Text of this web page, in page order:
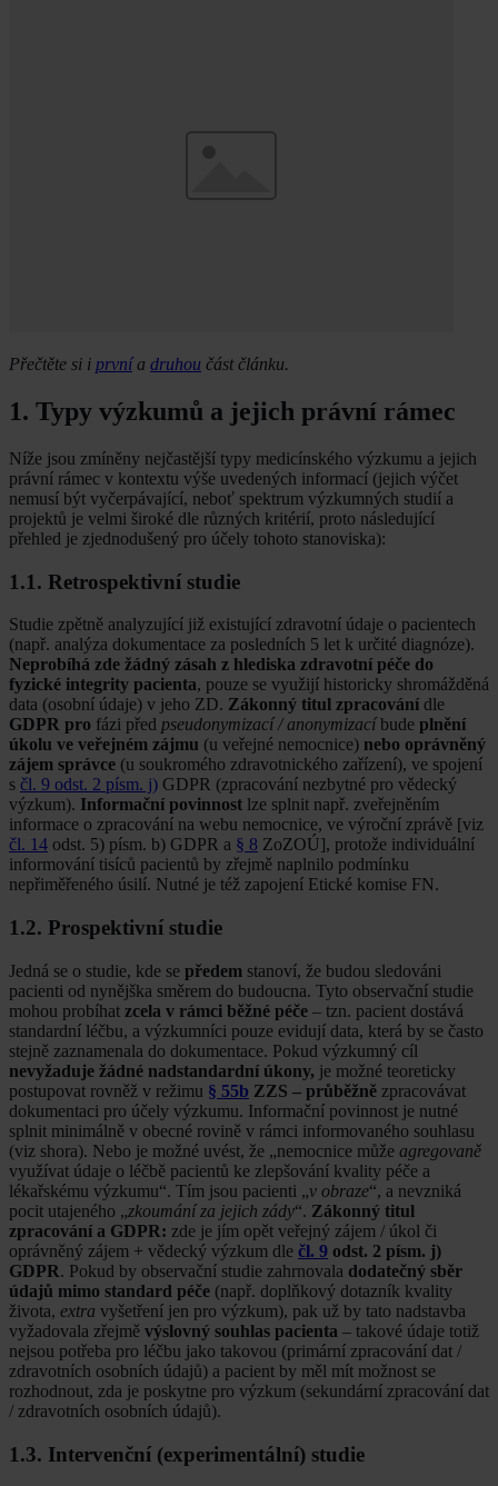
Přečtěte si i první a druhou část článku.
1. Typy výzkumů a jejich právní rámec
Níže jsou zmíněny nejčastější typy medicínského výzkumu a jejich
právní rámec v kontextu výše uvedených informací (jejich výčet
nemusí být vyčerpávající, neboť spektrum výzkumných studií a
projektů je velmi široké dle různých kritérií, proto následující
přehled je zjednodušený pro účely tohoto stanoviska):
1.1. Retrospektivní studie
Studie zpětně analyzující již existující zdravotní údaje o pacientech
(např. analýza dokumentace za posledních 5 let k určité diagnóze).
Neprobíhá zde žádný zásah z hlediska zdravotní péče do
fyzické integrity pacienta, pouze se využijí historicky shromážděná
data (osobní údaje) v jeho ZD. Zákonný titul zpracování dle
GDPR pro fázi před pseudonymizací / anonymizací bude plnění
úkolu ve veřejném zájmu (u veřejné nemocnice) nebo oprávněný
zájem správce (u soukromého zdravotnického zařízení), ve spojení
s čl. 9 odst. 2 písm. j) GDPR (zpracování nezbytné pro vědecký
výzkum). Informační povinnost lze splnit např. zveřejněním
informace o zpracování na webu nemocnice, ve výroční zprávě [viz
čl. 14 odst. 5) písm. b) GDPR a § 8 ZoZOÚ], protože individuální
informování tisíců pacientů by zřejmě naplnilo podmínku
nepřiměřeného úsilí. Nutné je též zapojení Etické komise FN.
1.2. Prospektivní studie
Jedná se o studie, kde se předem stanoví, že budou sledováni
pacienti od nynějška směrem do budoucna. Tyto observační studie
mohou probíhat zcela v rámci běžné péče – tzn. pacient dostává
standardní léčbu, a výzkumníci pouze evidují data, která by se často
stejně zaznamenala do dokumentace. Pokud výzkumný cíl
nevyžaduje žádné nadstandardní úkony, je možné teoreticky
postupovat rovněž v režimu § 55b ZZS – průběžně zpracovávat
dokumentaci pro účely výzkumu. Informační povinnost je nutné
splnit minimálně v obecné rovině v rámci informovaného souhlasu
(viz shora). Nebo je možné uvést, že „nemocnice může agregovaně
využívat údaje o léčbě pacientů ke zlepšování kvality péče a
lékařskému výzkumu“. Tím jsou pacienti „v obraze“, a nevzniká
pocit utajeného „zkoumání za jejich zády“. Zákonný titul
zpracování a GDPR: zde je jím opět veřejný zájem / úkol či
oprávněný zájem + vědecký výzkum dle čl. 9 odst. 2 písm. j)
GDPR. Pokud by observační studie zahrnovala dodatečný sběr
údajů mimo standard péče (např. doplňkový dotazník kvality
života, extra vyšetření jen pro výzkum), pak už by tato nadstavba
vyžadovala zřejmě výslovný souhlas pacienta – takové údaje totiž
nejsou potřeba pro léčbu jako takovou (primární zpracování dat /
zdravotních osobních údajů) a pacient by měl mít možnost se
rozhodnout, zda je poskytne pro výzkum (sekundární zpracování dat
/ zdravotních osobních údajů).
1.3. Intervenční (experimentální) studie